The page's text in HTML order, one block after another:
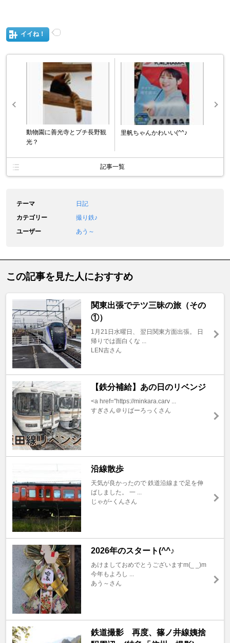
イイね！
動物園に善光寺とプチ長野観
光？
里帆ちゃんかわいい(^^♪
記事一覧
テーマ
日記
カテゴリー
撮り鉄♪
ユーザー
あう～
この記事を見た人におすすめ
関東出張でテツ三昧の旅（その
①）
1月21日水曜日、 翌日関東方面出張。 日
帰りでは面白くな ...
LEN吉さん
【鉄分補給】あの日のリベンジ
<a href="https://minkara.carv ...
すぎさん＠りばーろっくさん
沿線散歩
天気が良かったので 鉄道沿線まで足を伸
ばしました。 一 ...
じゃがｰくんさん
2026年のスタート(^^♪
あけましておめでとうございますm(_ _)m
今年もよろし ...
あう～さん
鉄道撮影 再度、篠ノ井線姨捨